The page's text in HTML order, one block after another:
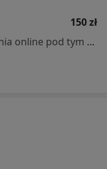
150 zł
Specjalista nie oferuje umawiania online pod tym adresem.